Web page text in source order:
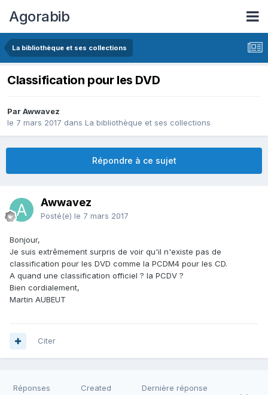
Agorabib
La bibliothèque et ses collections
Classification pour les DVD
Par Awwavez
le 7 mars 2017 dans La bibliothèque et ses collections
Répondre à ce sujet
Awwavez
Posté(e) le 7 mars 2017
Bonjour,
Je suis extrêmement surpris de voir qu'il n'existe pas de
classification pour les DVD comme la PCDM4 pour les CD.
A quand une classification officiel ? la PCDV ?
Bien cordialement,
Martin AUBEUT
Citer
Réponses Created Dernière réponse